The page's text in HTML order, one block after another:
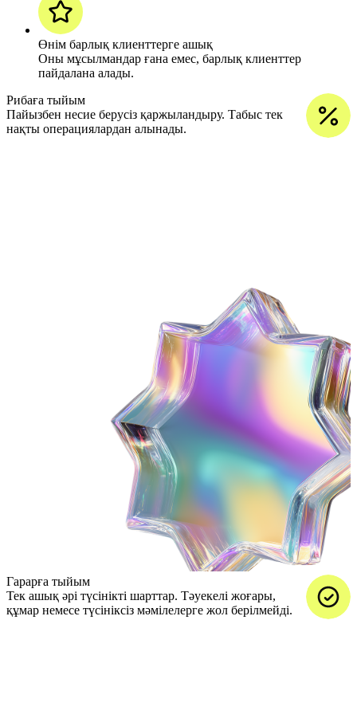
Өнім барлық клиенттерге ашық
Оны мұсылмандар ғана емес, барлық клиенттер
пайдалана алады.
Рибаға тыйым
Пайызбен несие берусіз қаржыландыру. Табыс тек
нақты операциялардан алынады.
Гарарға тыйым
Тек ашық әрі түсінікті шарттар. Тәуекелі жоғары,
құмар немесе түсініксіз мәмілелерге жол берілмейді.